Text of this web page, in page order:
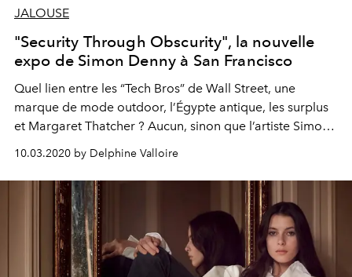
JALOUSE
"Security Through Obscurity", la nouvelle
expo de Simon Denny à San Francisco
Quel lien entre les “Tech Bros” de Wall Street, une
marque de mode outdoor, l’Égypte antique, les surplus
et Margaret Thatcher ? Aucun, sinon que l’artiste Simon
Denny a fait de tout cela une œuvre forte, politique,
puissamment dénonciatrice.
10.03.2020 by Delphine Valloire